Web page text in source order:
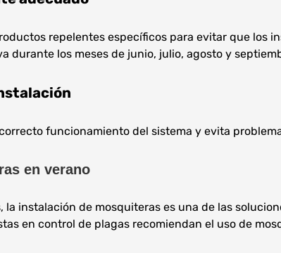
repelentes específicos para evitar que los
durante los meses de junio, julio, agosto y
funcionamiento del sistema y evita
en verano
instalación de mosquiteras es una de las
en control de plagas recomiendan el uso de